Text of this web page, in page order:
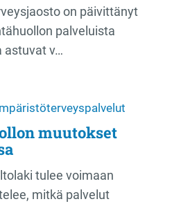
on päivittänyt
palveluista
astuvat v…
muutokset
tulee voimaan
mitkä palvelut